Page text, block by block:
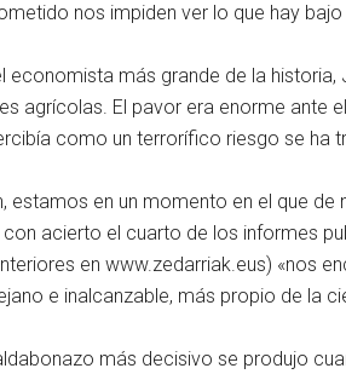
nos impiden ver lo que hay
economista más grande de la
agrícolas. El pavor era enorme ante
como un terrorífico riesgo se ha
estamos en un momento en el que
acierto el cuarto de los informes
en www.zedarriak.eus) «nos
e inalcanzable, más propio de la
más decisivo se produjo